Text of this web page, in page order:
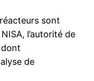
sont
l’autorité de
dont
de